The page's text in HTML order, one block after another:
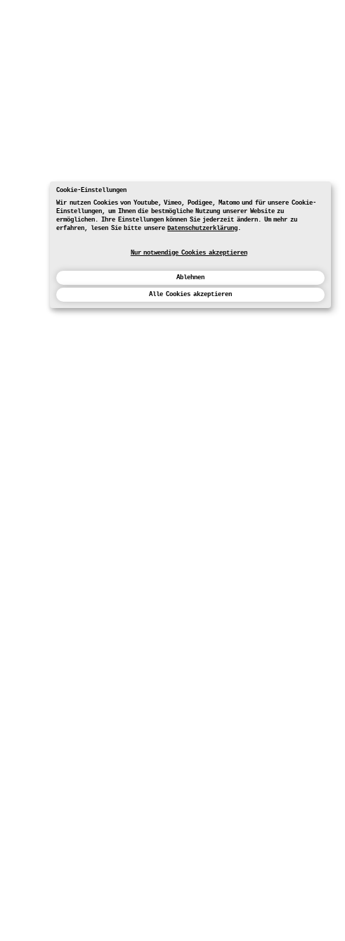
Cookie-Einstellungen
Wir nutzen Cookies von Youtube, Vimeo, Podigee, Matomo und für unsere Cookie-
Einstellungen, um Ihnen die bestmögliche Nutzung unserer Website zu
ermöglichen. Ihre Einstellungen können Sie jederzeit ändern. Um mehr zu
erfahren, lesen Sie bitte unsereDatenschutzerklärung.
Nur notwendige Cookies akzeptieren
Ablehnen
Alle Cookies akzeptieren